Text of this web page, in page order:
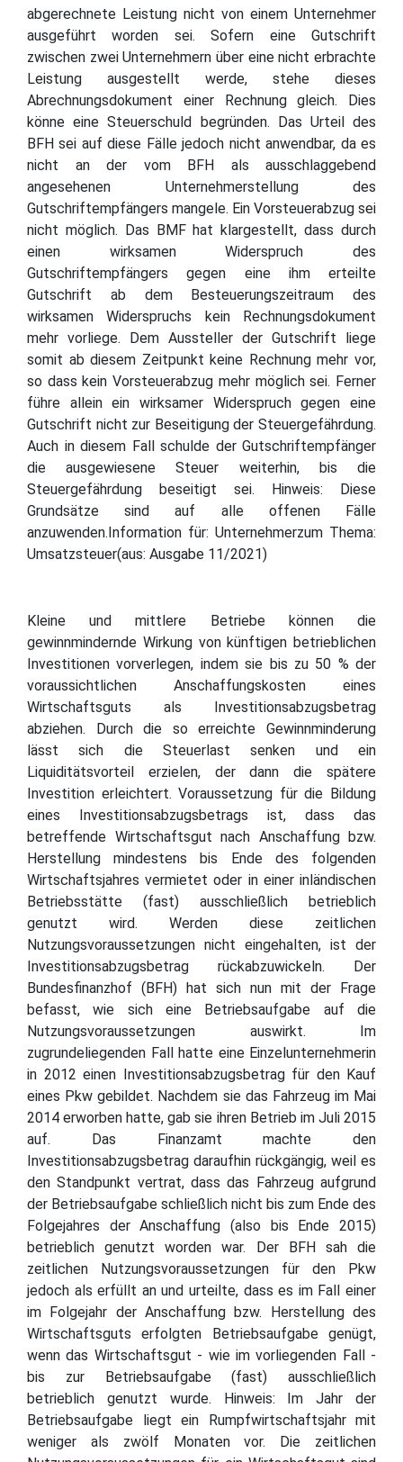
abgerechnete Leistung nicht von einem Unternehmer
ausgeführt worden sei. Sofern eine Gutschrift
zwischen zwei Unternehmern über eine nicht erbrachte
Leistung ausgestellt werde, stehe dieses
Abrechnungsdokument einer Rechnung gleich. Dies
könne eine Steuerschuld begründen. Das Urteil des
BFH sei auf diese Fälle jedoch nicht anwendbar, da es
nicht an der vom BFH als ausschlaggebend
angesehenen Unternehmerstellung des
Gutschriftempfängers mangele. Ein Vorsteuerabzug sei
nicht möglich. Das BMF hat klargestellt, dass durch
einen wirksamen Widerspruch des
Gutschriftempfängers gegen eine ihm erteilte
Gutschrift ab dem Besteuerungszeitraum des
wirksamen Widerspruchs kein Rechnungsdokument
mehr vorliege. Dem Aussteller der Gutschrift liege
somit ab diesem Zeitpunkt keine Rechnung mehr vor,
so dass kein Vorsteuerabzug mehr möglich sei. Ferner
führe allein ein wirksamer Widerspruch gegen eine
Gutschrift nicht zur Beseitigung der Steuergefährdung.
Auch in diesem Fall schulde der Gutschriftempfänger
die ausgewiesene Steuer weiterhin, bis die
Steuergefährdung beseitigt sei. Hinweis: Diese
Grundsätze sind auf alle offenen Fälle
anzuwenden.Information für: Unternehmerzum Thema:
Umsatzsteuer(aus: Ausgabe 11/2021)
Kleine und mittlere Betriebe können die
gewinnmindernde Wirkung von künftigen betrieblichen
Investitionen vorverlegen, indem sie bis zu 50 % der
voraussichtlichen Anschaffungskosten eines
Wirtschaftsguts als Investitionsabzugsbetrag
abziehen. Durch die so erreichte Gewinnminderung
lässt sich die Steuerlast senken und ein
Liquiditätsvorteil erzielen, der dann die spätere
Investition erleichtert. Voraussetzung für die Bildung
eines Investitionsabzugsbetrags ist, dass das
betreffende Wirtschaftsgut nach Anschaffung bzw.
Herstellung mindestens bis Ende des folgenden
Wirtschaftsjahres vermietet oder in einer inländischen
Betriebsstätte (fast) ausschließlich betrieblich
genutzt wird. Werden diese zeitlichen
Nutzungsvoraussetzungen nicht eingehalten, ist der
Investitionsabzugsbetrag rückabzuwickeln. Der
Bundesfinanzhof (BFH) hat sich nun mit der Frage
befasst, wie sich eine Betriebsaufgabe auf die
Nutzungsvoraussetzungen auswirkt. Im
zugrundeliegenden Fall hatte eine Einzelunternehmerin
in 2012 einen Investitionsabzugsbetrag für den Kauf
eines Pkw gebildet. Nachdem sie das Fahrzeug im Mai
2014 erworben hatte, gab sie ihren Betrieb im Juli 2015
auf. Das Finanzamt machte den
Investitionsabzugsbetrag daraufhin rückgängig, weil es
den Standpunkt vertrat, dass das Fahrzeug aufgrund
der Betriebsaufgabe schließlich nicht bis zum Ende des
Folgejahres der Anschaffung (also bis Ende 2015)
betrieblich genutzt worden war. Der BFH sah die
zeitlichen Nutzungsvoraussetzungen für den Pkw
jedoch als erfüllt an und urteilte, dass es im Fall einer
im Folgejahr der Anschaffung bzw. Herstellung des
Wirtschaftsguts erfolgten Betriebsaufgabe genügt,
wenn das Wirtschaftsgut - wie im vorliegenden Fall -
bis zur Betriebsaufgabe (fast) ausschließlich
betrieblich genutzt wurde. Hinweis: Im Jahr der
Betriebsaufgabe liegt ein Rumpfwirtschaftsjahr mit
weniger als zwölf Monaten vor. Die zeitlichen